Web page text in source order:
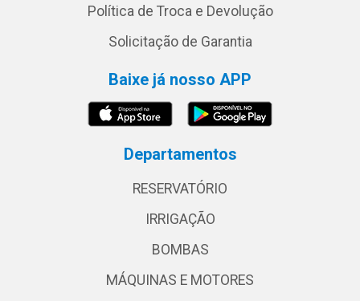
Política de Troca e Devolução
Solicitação de Garantia
Baixe já nosso APP
Departamentos
RESERVATÓRIO
IRRIGAÇÃO
BOMBAS
MÁQUINAS E MOTORES